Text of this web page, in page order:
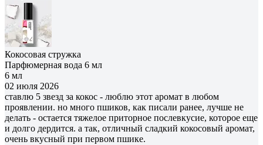
Кокосовая стружка
Парфюмерная вода 6 мл
6 мл
02 июля 2026
ставлю 5 звезд за кокос - люблю этот аромат в любом
проявлении. но много пшиков, как писали ранее, лучше не
делать - остается тяжелое приторное послевкусие, которое еще
и долго дердится. а так, отличный сладкий кокосовый аромат,
очень вкусный при первом пшике.